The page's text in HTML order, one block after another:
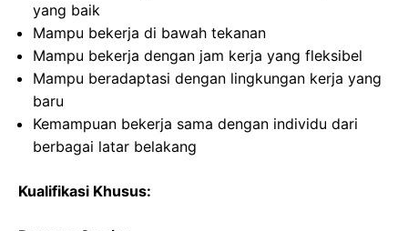
yang baik
Mampu bekerja di bawah tekanan
Mampu bekerja dengan jam kerja yang fleksibel
Mampu beradaptasi dengan lingkungan kerja yang
baru
Kemampuan bekerja sama dengan individu dari
berbagai latar belakang
Kualifikasi Khusus: